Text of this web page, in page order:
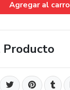
Agregar al carro